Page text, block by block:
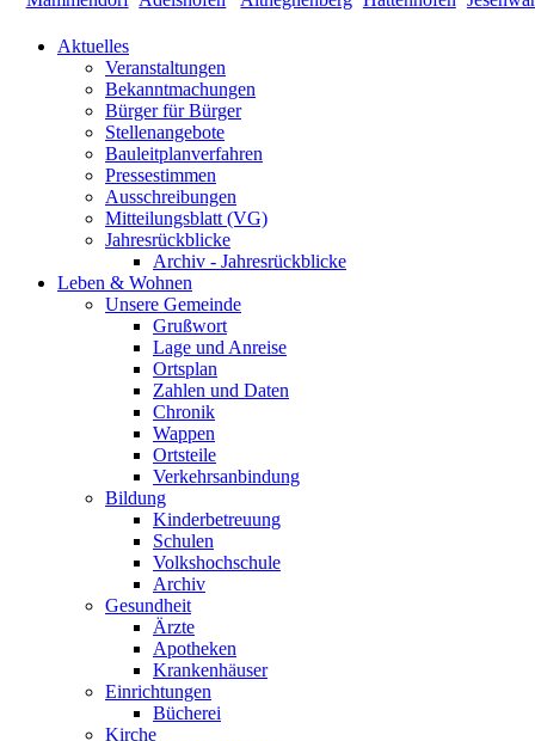
Aktuelles
Veranstaltungen
Bekanntmachungen
Bürger für Bürger
Stellenangebote
Bauleitplanverfahren
Pressestimmen
Ausschreibungen
Mitteilungsblatt (VG)
Jahresrückblicke
Archiv - Jahresrückblicke
Leben & Wohnen
Unsere Gemeinde
Grußwort
Lage und Anreise
Ortsplan
Zahlen und Daten
Chronik
Wappen
Ortsteile
Verkehrsanbindung
Bildung
Kinderbetreuung
Schulen
Volkshochschule
Archiv
Gesundheit
Ärzte
Apotheken
Krankenhäuser
Einrichtungen
Bücherei
Kirche